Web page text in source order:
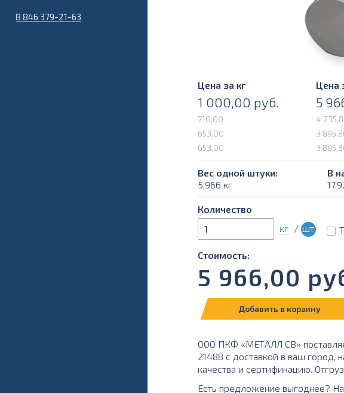
8 846 379-21-63
Цена за кг Цена
1 000,00 руб. 5
710,00
4
653,00
3
653,00
3
Вес одной штуки:
5.966 кг
В
Количество
кг / шт
Стоимость:
5 966,00
Добавить в корзину
ООО ПКФ «МЕТАЛЛ СВ»
21488 с доставкой в ваш город,
качества и сертификацию.
Есть предложение выгоднее?